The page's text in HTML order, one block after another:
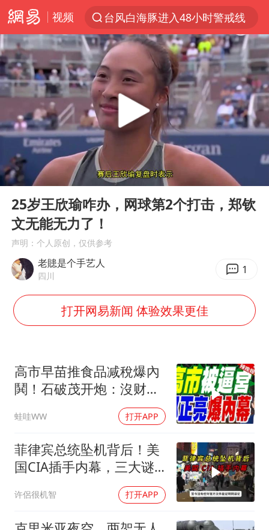
视频
台风白海豚进入48小时警戒线
以“新”破局 首发经济点亮城市消费活力
佛得角门将亮相智利俱乐部主场
中方回应是否在太平洋海底开采稀土
宇树科技发行价格150.80元/股
看守所辅警收受10万获刑1年
五粮液渠道价一箱上涨近百元
CIA被曝已秘密设立古巴工作组
法国将禁止“未经同意的电话营销”
80后女柜员逆袭成4200亿银行副行长
27岁女子成组织卖淫集团主犯被通缉
女子利用漏洞0元薅走3000多件家电
贵州轮胎子公司获美国退税8136万
东方甄选被判赔偿江小白30万元
奋进开新局 实干挑大梁
Play
00:00 01:59
25岁王欣瑜咋办，网球第2个打击，郑钦
文无能无力了！
声明：个人原创，仅供参考
老贃是个手艺人
四川 1
打开网易新闻 体验效果更佳
高市早苗推食品减稅爆內
鬨！石破茂开炮：沒财源
极不负责｜郭正亮.帅化
民.孙大千｜辣晚报
20260804
蛙哇WW 打开APP
菲律宾总统坠机背后！美
国CIA插手内幕，三大谜
许侶很机智 打开APP